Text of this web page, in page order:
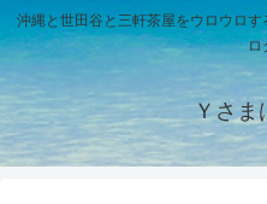
沖縄と世田谷と三軒茶屋をウロウロ
ロ
Ｙさま